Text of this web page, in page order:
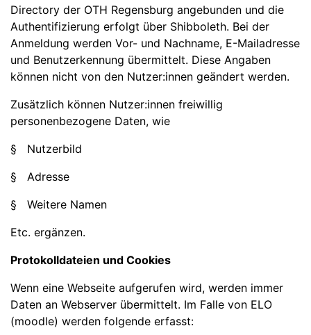
Directory der OTH Regensburg angebunden und die
Authentifizierung erfolgt über Shibboleth. Bei der
Anmeldung werden Vor- und Nachname, E-Mailadresse
und Benutzerkennung übermittelt. Diese Angaben
können nicht von den Nutzer:innen geändert werden.
Zusätzlich können Nutzer:innen freiwillig
personenbezogene Daten, wie
§ Nutzerbild
§ Adresse
§ Weitere Namen
Etc. ergänzen.
Protokolldateien und Cookies
Wenn eine Webseite aufgerufen wird, werden immer
Daten an Webserver übermittelt. Im Falle von ELO
(moodle) werden folgende erfasst: